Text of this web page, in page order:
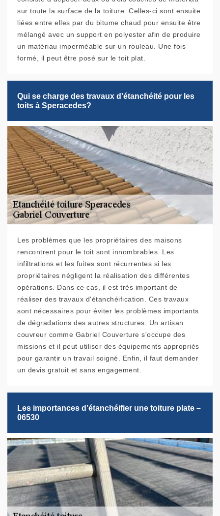
sur toute la surface de la toiture. Celles-ci sont ensuite
liées entre elles par du bitume chaud pour ensuite être
mélangé avec un support en polyester afin de produire
un matériau imperméable sur un rouleau. Une fois
formé, il peut être posé sur le toit plat.
Qui se charge des travaux d'étanchéité pour les
toits à Speracedes?
Les problèmes que les propriétaires des maisons
rencontrent pour le toit sont innombrables. Les
infiltrations et les fuites sont récurrentes si les
propriétaires négligent la réalisation des différentes
opérations. Dans ce cas, il est très important de
réaliser des travaux d'étanchéification. Ces travaux
sont nécessaires pour éviter les problèmes importants
de dégradations des autres structures. Un artisan
couvreur comme Gabriel Couverture s'occupe des
missions et il peut utiliser des équipements appropriés
pour garantir un travail soigné. Enfin, il faut demander
un devis gratuit et sans engagement.
Les importances d’étanchéifier une toiture plate –
06530